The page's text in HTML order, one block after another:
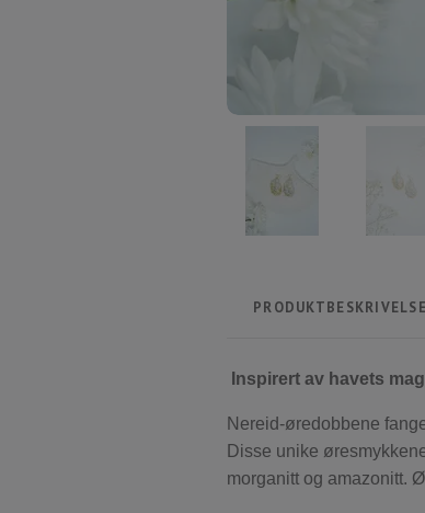
PRODUKTBESKRIVELSE
Inspirert av havets
Nereid-øredobbene
Disse unike
morganitt og amazonitt.